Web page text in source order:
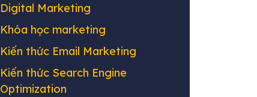
Digital Marketing
Khóa học marketing
Kiến thức Email Marketing
Kiến thức Search Engine
Optimization